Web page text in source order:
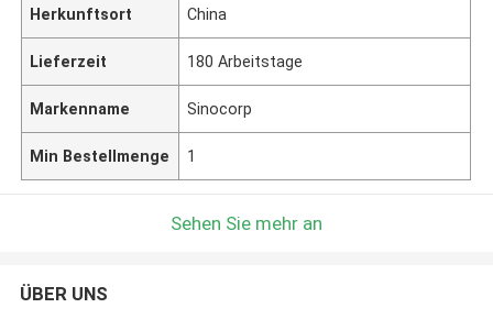
Herkunftsort China
Lieferzeit 180 Arbeitstage
Markenname Sinocorp
Min Bestellmenge 1
Sehen Sie mehr an
ÜBER UNS